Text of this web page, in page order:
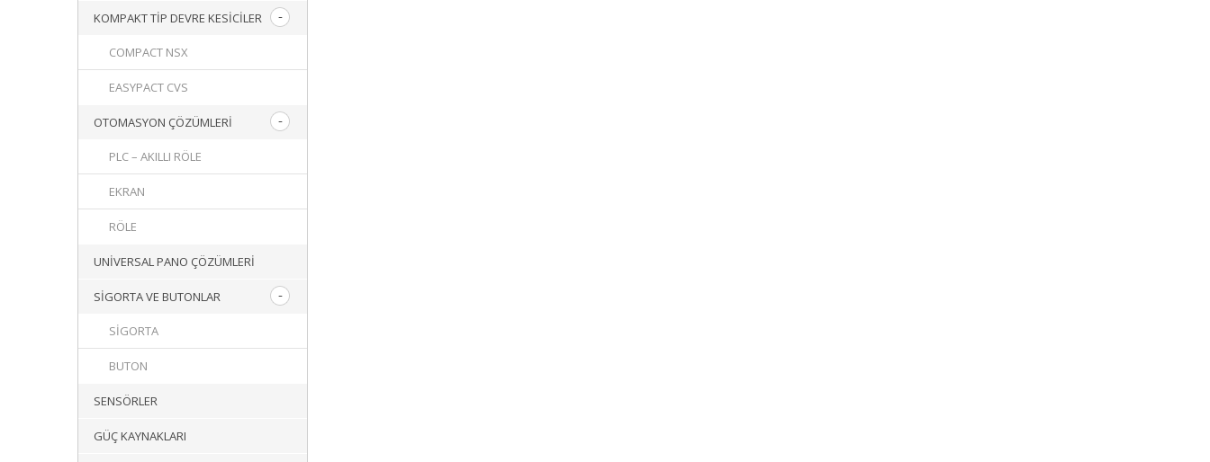
KOMPAKT TIP DEVRE KESICILER
COMPACT NSX
EASYPACT CVS
OTOMASYON ÇÖZÜMLERI
PLC – AKILLI RÖLE
EKRAN
RÖLE
UNIVERSAL PANO ÇÖZÜMLERI
SIGORTA VE BUTONLAR
SIGORTA
BUTON
SENSÖRLER
GÜÇ KAYNAKLARI